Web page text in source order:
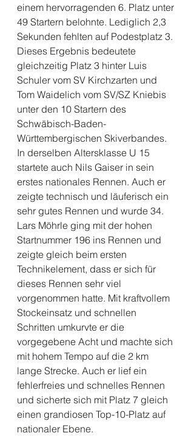
einem hervorragenden 6. Platz unter
49 Startern belohnte. Lediglich 2,3
Sekunden fehlten auf Podestplatz 3.
Dieses Ergebnis bedeutete
gleichzeitig Platz 3 hinter Luis
Schuler vom SV Kirchzarten und
Tom Waidelich vom SV/SZ Kniebis
unter den 10 Startern des
Schwäbisch-Baden-
Württembergischen Skiverbandes.
In derselben Altersklasse U 15
startete auch Nils Gaiser in sein
erstes nationales Rennen. Auch er
zeigte technisch und läuferisch ein
sehr gutes Rennen und wurde 34.
Lars Möhrle ging mit der hohen
Startnummer 196 ins Rennen und
zeigte gleich beim ersten
Technikelement, dass er sich für
dieses Rennen sehr viel
vorgenommen hatte. Mit kraftvollem
Stockeinsatz und schnellen
Schritten umkurvte er die
vorgegebene Acht und machte sich
mit hohem Tempo auf die 2 km
lange Strecke. Auch er lief ein
fehlerfreies und schnelles Rennen
und sicherte sich mit Platz 7 gleich
einen grandiosen Top-10-Platz auf
nationaler Ebene.